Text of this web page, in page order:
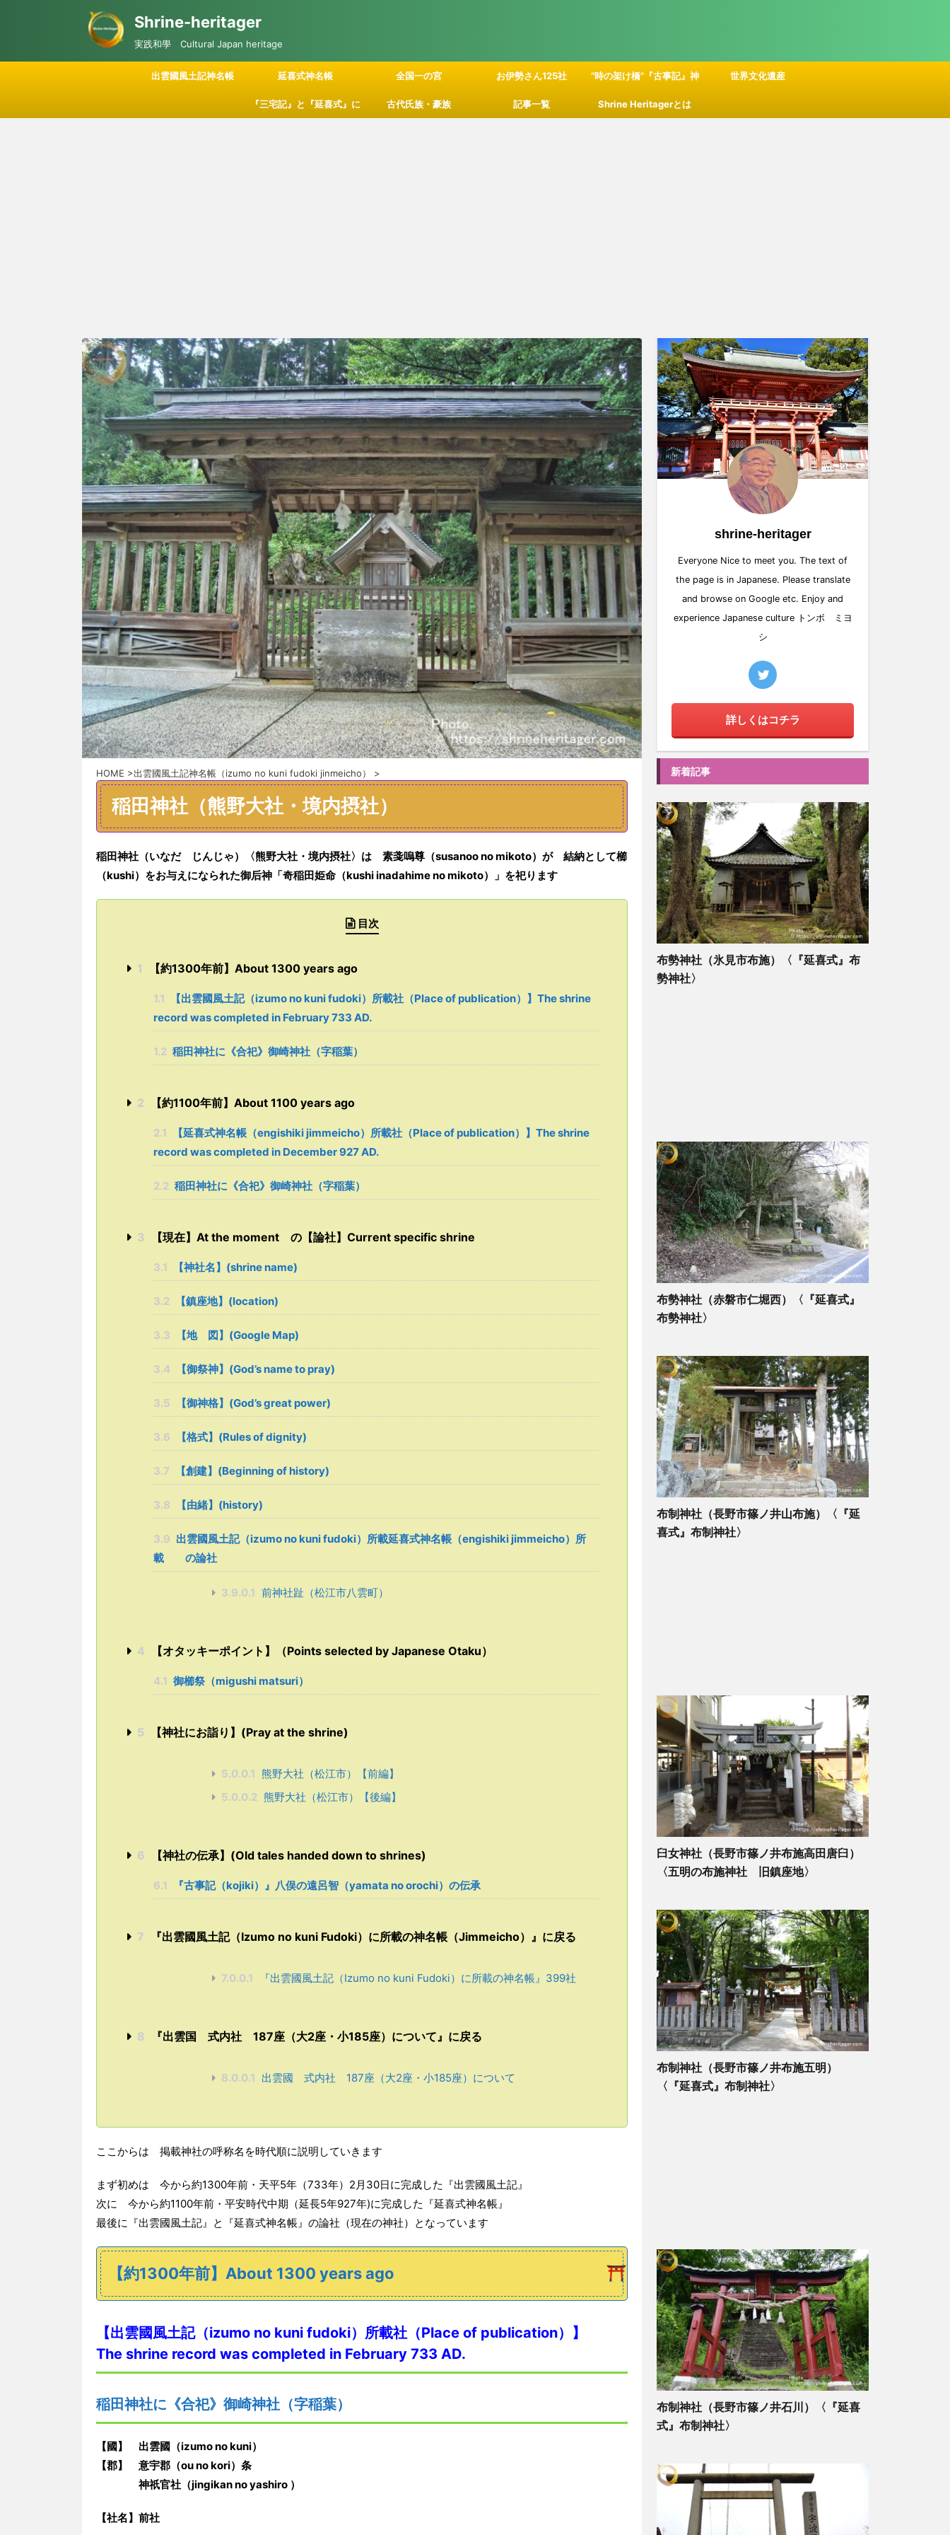
Shrine-heritager
実践和學 Cultural Japan heritage
出雲國風土記神名帳 延喜式神名帳 全国一の宮 お伊勢さん125社 ”時の架け橋”『古事記』神
話の舞台
世界文化遺産
『三宅記』と『延喜式』に 古代氏族・豪族 記事一覧 Shrine Heritagerとは
HOME >出雲國風土記神名帳（izumo no kuni fudoki jinmeicho） >
稲田神社（熊野大社・境内摂社）
稲田神社（いなだ じんじゃ）〈熊野大社・境内摂社〉は 素戔嗚尊（susanoo no mikoto）が 結納として櫛
（kushi）をお与えになられた御后神「奇稲田姫命（kushi inadahime no mikoto）」を祀ります
目次
1 【約1300年前】About 1300 years ago
1.1
【出雲國風土記（izumo no kuni fudoki）所載社（Place of publication）】The shrine
record was completed in February 733 AD.
1.2 稲田神社に《合祀》御崎神社（字稲葉）
2 【約1100年前】About 1100 years ago
2.1
【延喜式神名帳（engishiki jimmeicho）所載社（Place of publication）】The shrine
record was completed in December 927 AD.
2.2 稲田神社に《合祀》御崎神社（字稲葉）
3 【現在】At the moment の【論社】Current specific shrine
3.1 【神社名】(shrine name)
3.2 【鎮座地】(location)
3.3 【地 図】(Google Map)
3.4 【御祭神】(God’s name to pray)
3.5 【御神格】(God’s great power)
3.6 【格式】(Rules of dignity)
3.7 【創建】(Beginning of history)
3.8 【由緒】(history)
3.9 出雲國風土記（izumo no kuni fudoki）所載延喜式神名帳（engishiki jimmeicho）所
載 の論社
3.9.0.1 前神社趾（松江市八雲町）
4 【オタッキーポイント】（Points selected by Japanese Otaku）
4.1 御櫛祭（migushi matsuri）
5 【神社にお詣り】(Pray at the shrine)
5.0.0.1 熊野大社（松江市）【前編】
5.0.0.2 熊野大社（松江市）【後編】
6 【神社の伝承】(Old tales handed down to shrines)
6.1 『古事記（kojiki）』八俣の遠呂智（yamata no orochi）の伝承
7 『出雲國風土記（Izumo no kuni Fudoki）に所載の神名帳（Jimmeicho）』に戻る
7.0.0.1 『出雲國風土記（Izumo no kuni Fudoki）に所載の神名帳』399社
8 『出雲国 式内社 187座（大2座・小185座）について』に戻る
8.0.0.1 出雲國 式内社 187座（大2座・小185座）について
ここからは 掲載神社の呼称名を時代順に説明していきます
まず初めは 今から約1300年前・天平5年（733年）2月30日に完成した『出雲國風土記』
次に 今から約1100年前・平安時代中期（延長5年927年)に完成した『延喜式神名帳』
最後に『出雲國風土記』と『延喜式神名帳』の論社（現在の神社）となっています
【約1300年前】About 1300 years ago
【出雲國風土記（izumo no kuni fudoki）所載社（Place of publication）】
The shrine record was completed in February 733 AD.
稲田神社に《合祀》御崎神社（字稲葉）
【國】 出雲國（izumo no kuni）
【郡】 意宇郡（ou no kori）条
神祇官社（jingikan no yashiro ）
【社名】前社
shrine-heritager
Everyone Nice to meet you. The text of
the page is in Japanese. Please translate
and browse on Google etc. Enjoy and
experience Japanese culture トンボ ミヨ
シ
詳しくはコチラ
新着記事
布勢神社（氷見市布施）〈『延喜式』布
勢神社〉
布勢神社（赤磐市仁堀西）〈『延喜式』
布勢神社〉
布制神社（長野市篠ノ井山布施）〈『延
喜式』布制神社〉
臼女神社（長野市篠ノ井布施高田唐臼）
〈五明の布施神社 旧鎮座地〉
布制神社（長野市篠ノ井布施五明）
〈『延喜式』布制神社〉
布制神社（長野市篠ノ井石川）〈『延喜
式』布制神社〉